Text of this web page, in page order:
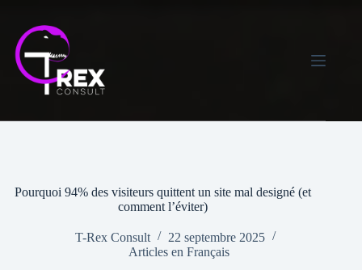
content
Pourquoi 94% des visiteurs quittent un site mal designé (et
comment l’éviter)
T-Rex Consult
22 septembre 2025
Articles en Français